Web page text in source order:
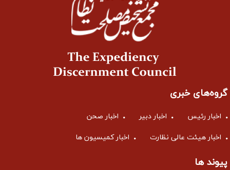
گروه‌های خبری
اخبار رئیس اخبار دبیر اخبار صحن
اخبار هیئت عالی نظارت اخبار کمیسیون ها
پیوند ها